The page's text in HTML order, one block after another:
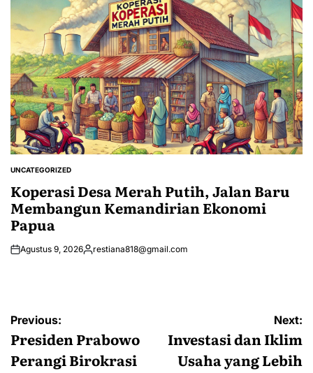
POSTED
UNCATEGORIZED
Koperasi Desa Merah Putih, Jalan Baru
Membangun Kemandirian Ekonomi
Papua
Agustus 9, 2026Posted
restiana818@gmail.com
Navigasi
pos
Previous:
Presiden Prabowo
Perangi Birokrasi
Next:
Investasi dan Iklim
Usaha yang Lebih